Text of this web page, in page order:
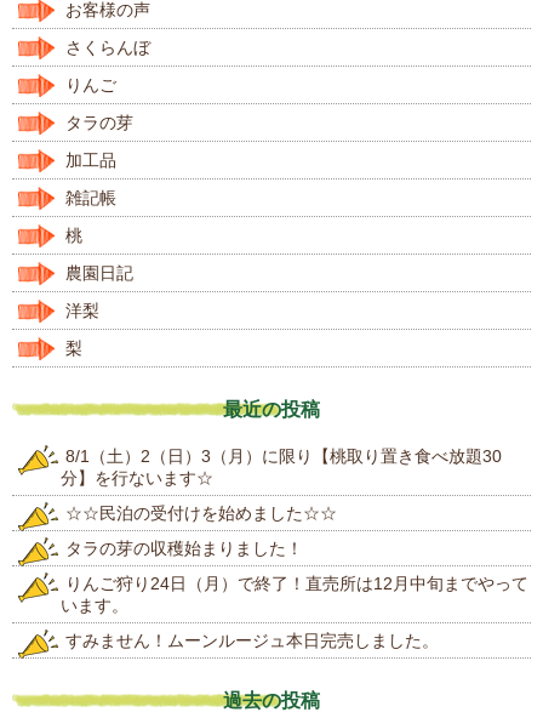
お客様の声
さくらんぼ
りんご
タラの芽
加工品
雑記帳
桃
農園日記
洋梨
梨
最近の投稿
8/1（土）2（日）3（月）に限り【桃取り置き食べ放題30
分】を行ないます☆
☆☆民泊の受付けを始めました☆☆
タラの芽の収穫始まりました！
りんご狩り24日（月）で終了！直売所は12月中旬までやって
います。
すみません！ムーンルージュ本日完売しました。
過去の投稿